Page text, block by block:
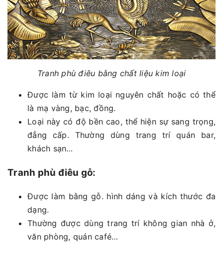
Tranh phù điêu bằng chất liệu kim loại
Được làm từ kim loại nguyên chất hoặc có thể
là mạ vàng, bạc, đồng.
Loại này có độ bền cao, thể hiện sự sang trọng,
đẳng cấp. Thường dùng trang trí quán bar,
khách sạn…
Tranh phù điêu gỗ:
Được làm bằng gỗ. hình dáng và kích thước đa
dạng.
Thường được dùng trang trí không gian nhà ở,
văn phòng, quán café…